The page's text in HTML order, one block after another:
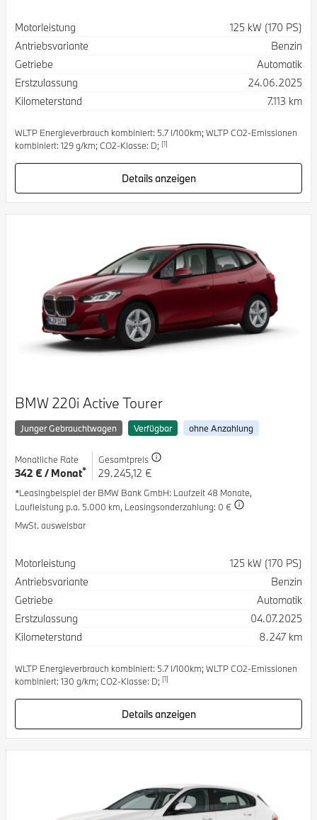
Spezifikation
Motorleistung
125 kW (170 PS)
Antriebsvariante
Benzin
Getriebe
Automatik
Erstzulassung
24.06.2025
Kilometerstand
7.113 km
WLTP Energieverbrauch kombiniert: 5.7 l/100km; WLTP CO2-Emissionen
kombiniert: 129 g/km; CO2-Klasse: D; [1]
Details anzeigen
BMW 220i Active Tourer
Junger Gebrauchtwagen Verfügbar ohne Anzahlung
Monatliche Rate
342 € / Monat*
Gesamtpreis
29.245,12 €
*Leasingbeispiel der BMW Bank GmbH: Laufzeit 48 Monate,
Laufleistung p.a. 5.000 km, Leasingsonderzahlung: 0 €
MwSt. ausweisbar
Spezifikation
Motorleistung
125 kW (170 PS)
Antriebsvariante
Benzin
Getriebe
Automatik
Erstzulassung
04.07.2025
Kilometerstand
8.247 km
WLTP Energieverbrauch kombiniert: 5.7 l/100km; WLTP CO2-Emissionen
kombiniert: 130 g/km; CO2-Klasse: D; [1]
Details anzeigen